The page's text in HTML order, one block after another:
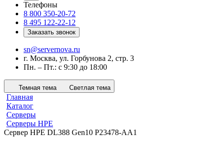
Телефоны
8 800 350-20-72
8 495 122-22-12
Заказать звонок
sn@servernova.ru
г. Москва, ул. Горбунова 2, стр. 3
Пн. – Пт.: с 9:30 до 18:00
Темная тема Светлая тема
Главная
Каталог
Серверы
Серверы HPE
Сервер HPE DL388 Gen10 P23478-AA1